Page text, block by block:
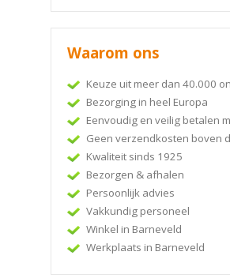
Waarom ons
Keuze uit meer dan 40.000
Bezorging in heel Europa
Eenvoudig en veilig betalen
Geen verzendkosten boven
Kwaliteit sinds 1925
Bezorgen & afhalen
Persoonlijk advies
Vakkundig personeel
Winkel in Barneveld
Werkplaats in Barneveld